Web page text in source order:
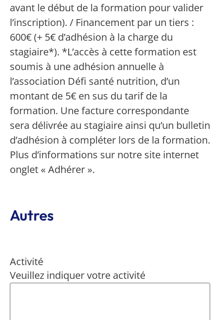
avant le début de la formation pour valider
l’inscription). / Financement par un tiers :
600€ (+ 5€ d’adhésion à la charge du
stagiaire*). *L’accès à cette formation est
soumis à une adhésion annuelle à
l’association Défi santé nutrition, d’un
montant de 5€ en sus du tarif de la
formation. Une facture correspondante
sera délivrée au stagiaire ainsi qu’un bulletin
d’adhésion à compléter lors de la formation.
Plus d’informations sur notre site internet
onglet « Adhérer ».
Autres
Activité
Veuillez indiquer votre activité